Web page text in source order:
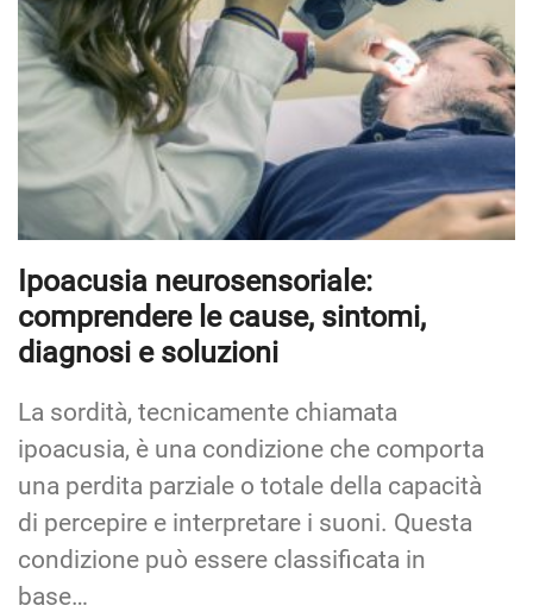
Ipoacusia neurosensoriale:
comprendere le cause, sintomi,
diagnosi e soluzioni
La sordità, tecnicamente chiamata
ipoacusia, è una condizione che comporta
una perdita parziale o totale della capacità
di percepire e interpretare i suoni. Questa
condizione può essere classificata in
base…